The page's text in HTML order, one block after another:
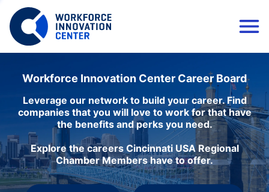
Workforce Innovation Center Career Board
Leverage our network to build your career. Find
companies that you will love to work for that have
the benefits and perks you need.
Explore the careers Cincinnati USA Regional
Chamber Members have to offer.